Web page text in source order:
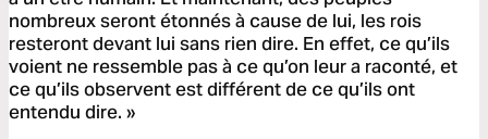
nombreux seront étonnés à cause de lui, les rois
resteront devant lui sans rien dire. En effet, ce qu’ils
voient ne ressemble pas à ce qu’on leur a raconté, et
ce qu’ils observent est différent de ce qu’ils ont
entendu dire. »